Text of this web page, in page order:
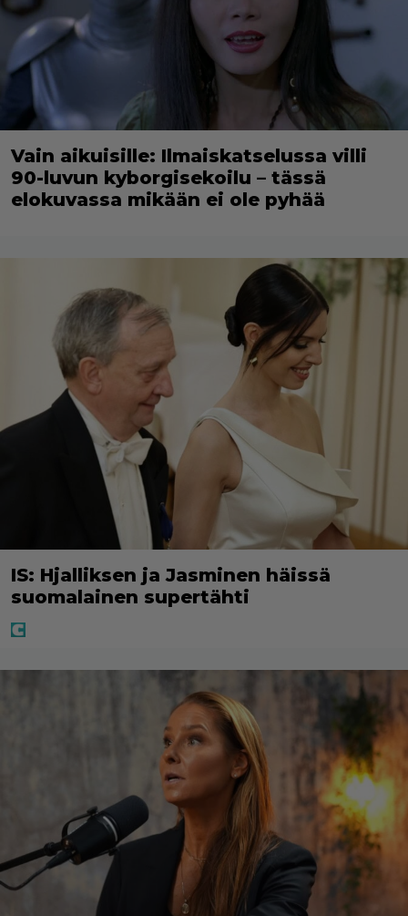
Vain aikuisille: Ilmaiskatselussa villi
90-luvun kyborgisekoilu – tässä
elokuvassa mikään ei ole pyhää
IS: Hjalliksen ja Jasminen häissä
suomalainen supertähti